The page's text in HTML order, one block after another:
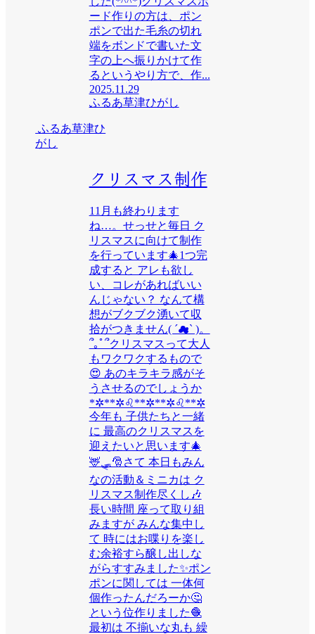
ード作りの方は、ポン
ポンで出た毛糸の切れ
端をボンドで書いた文
字の上へ振りかけて作
るというやり方で、作...
2025.11.29
ふるあ草津ひがし
ふるあ草津ひ
がし
クリスマス制作
11月も終わります
ね…。せっせと毎日 ク
リスマスに向けて制作
を行っています🎄1つ完
成すると アレも欲し
い、コレがあればいい
んじゃない？ なんて構
想がブクブク湧いて収
拾がつきません( ´☁︎` )。
՞｡ﾟ՞クリスマスって大人
もワクワクするもので
😍 あのキラキラ感がそ
うさせるのでしょうか
*✲**✲♌️**✲**✲♌️**✲
今年も 子供たちと一緒
に 最高のクリスマスを
迎えたいと思います🎄
🦌🛷🎅さて 本日もみん
なの活動＆ミニカは ク
リスマス制作尽くし🎶
長い時間 座って取り組
みますが みんな集中し
て 時にはお喋りを楽し
む余裕すら醸し出しな
がらすすみました✨ポン
ポンに関しては 一体何
個作ったんだろーか🤔
という位作りました🧶
最初は 不揃いな丸も 繰